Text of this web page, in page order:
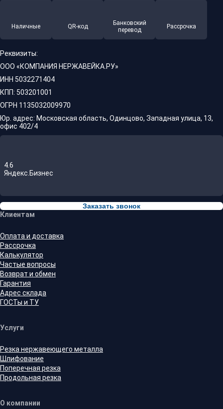
Наличные QR-код
Банковский
перевод
Рассрочка
Реквизиты:
ООО «КОМПАНИЯ НЕРЖАВЕЙКА.РУ»
ИНН 5032271404
КПП: 503201001
ОГРН 1135032009970
Юр. адрес: Московская область, Одинцово, Западная улица, 13,
офис 402/4
4.6
Яндекс.Бизнес
Заказать звонок
Клиентам
Оплата и доставка
Рассрочка
Калькулятор
Частые вопросы
Возврат и обмен
Гарантия
Адрес склада
ГОСТы и ТУ
Услуги
Резка нержавеющего металла
Шлифование
Поперечная резка
Продольная резка
О компании